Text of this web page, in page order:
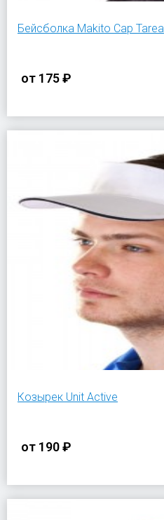
Бейсболка Makito Cap Tarea
от 175 ₽
Козырек Unit Active
от 190 ₽